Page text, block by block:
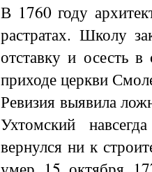
В 1760 году
растратах. Школу
отставку и осесть
приходе церкви
Ревизия выявила
Ухтомский
вернулся ни к